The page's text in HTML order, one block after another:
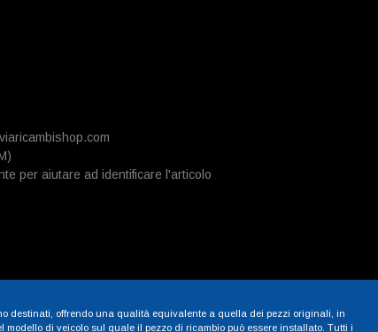
per aiutare ad identificare l'articolo
destinati, offrendo una qualità equivalente a quella dei pezzi originali, in
di veicolo sul quale il pezzo di ricambio può essere installato. Tutti i